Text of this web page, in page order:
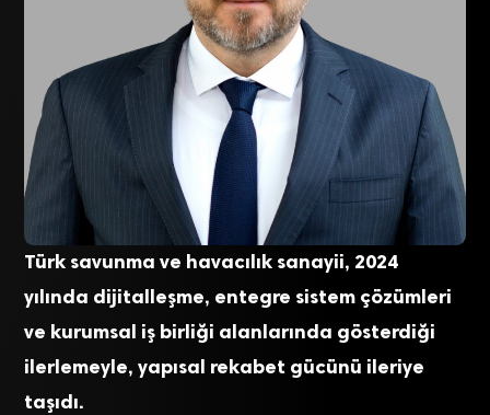
Türk savunma ve havacılık sanayii, 2024
yılında dijitalleşme, entegre sistem çözümleri
ve kurumsal iş birliği alanlarında gösterdiği
ilerlemeyle, yapısal rekabet gücünü ileriye
taşıdı.